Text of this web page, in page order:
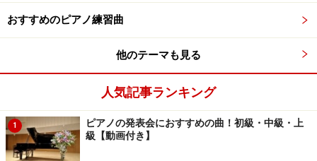
違いこそが「個性」として大切にすべきポイントなので
もちろん大切ですが、それ以上に演奏の仕上がりを左右
するのは、料理で言えば「味付け」、音楽で言えば「表
現」するテクニックです。
「あの人の作ったアレが食べたい」というのと同じよう
に、「あの人の弾くあの曲が聴きたい」と言われるよう
おすすめのピアノ練習曲
他のテーマも見る
人気記事ランキング
1
ピアノの発表会におすすめの曲！初級・中級・上
級【動画付き】